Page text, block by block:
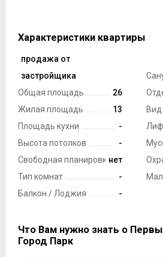
Характеристики квартиры
Тип сделки
продажа от
застройщика
Общая площадь
26
Жилая площадь
13
Площадь кухни
-
Высота потолков
-
Свободная планировканет
Тип комнат
-
Балкон / Лоджия
-
Вид
Что Вам нужно знать о
Город Парк